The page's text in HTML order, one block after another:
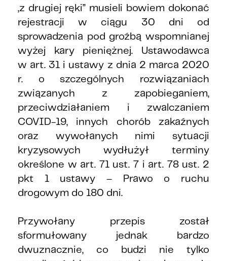
„z drugiej ręki” musieli bowiem dokonać
rejestracji w ciągu 30 dni od
sprowadzenia pod groźbą wspomnianej
wyżej kary pieniężnej. Ustawodawca
w art. 31 i ustawy z dnia 2 marca 2020
r. o szczególnych rozwiązaniach
związanych z zapobieganiem,
przeciwdziałaniem i zwalczaniem
COVID-19, innych chorób zakaźnych
oraz wywołanych nimi sytuacji
kryzysowych wydłużył terminy
określone w art. 71 ust. 7 i art. 78 ust. 2
pkt 1 ustawy – Prawo o ruchu
drogowym do 180 dni.
Przywołany przepis został
sformułowany jednak bardzo
dwuznacznie, co budzi nie tylko